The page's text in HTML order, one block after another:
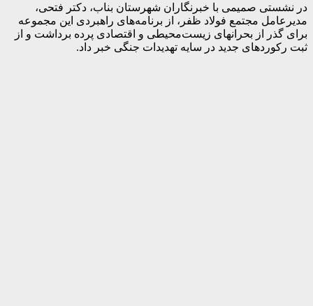
در نشستی صمیمی با خبرنگاران شهرستان بناب، دکتر فتحی،
مدیرعامل مجتمع فولاد ظفر، از برنامه‌های راهبردی این مجموعه
برای گذر از بحرانهای زیست‌محیطی و اقتصادی پرده برداشت و از
ثبت رکوردهای جدید در سایه تهدیدات جنگی خبر داد.